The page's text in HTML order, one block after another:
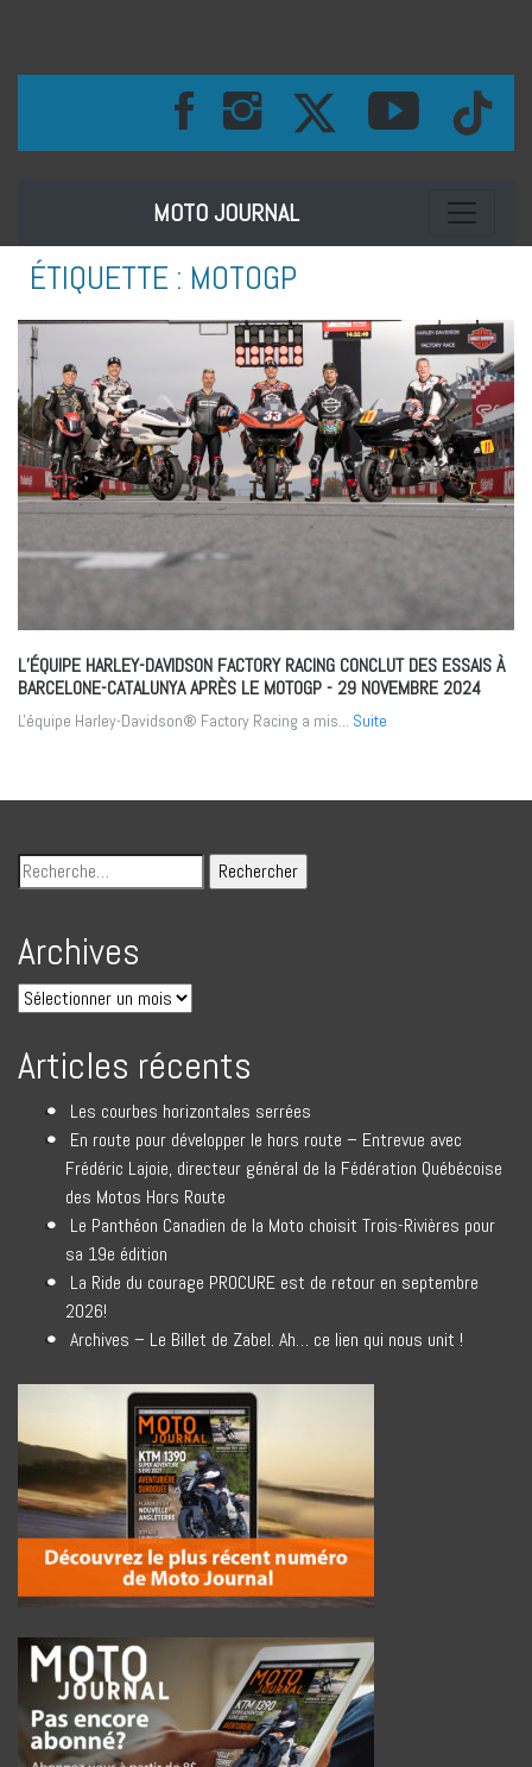
MOTO JOURNAL Toggle
ÉTIQUETTE : MOTOGP
L’ÉQUIPE HARLEY-DAVIDSON FACTORY RACING CONCLUT DES ESSAIS À
BARCELONE-CATALUNYA APRÈS LE MOTOGP- 29 NOVEMBRE 2024
L'équipe Harley-Davidson® Factory Racing a mis... Suite
Archives
Articles récents
Les courbes horizontales serrées
En route pour développer le hors route – Entrevue avec
Frédéric Lajoie, directeur général de la Fédération Québécoise
des Motos Hors Route
Le Panthéon Canadien de la Moto choisit Trois-Rivières pour
sa 19e édition
La Ride du courage PROCURE est de retour en septembre
2026!
Archives – Le Billet de Zabel. Ah… ce lien qui nous unit !